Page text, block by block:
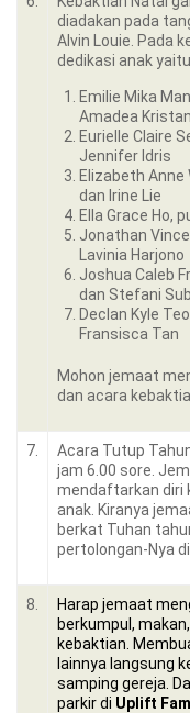
diadakan pada
Alvin Louie. Pada
dedikasi anak
Emilie Mika
Amadea
Eurielle Claire
Jennifer Idris
Elizabeth Anne
dan Irine Lie
Ella Grace Ho,
Jonathan
Lavinia Harjono
Joshua Caleb
dan Stefani
Declan Kyle
Fransisca Tan
Mohon jemaat
dan acara
7.
Acara Tutup
jam 6.00 sore.
mendaftarkan diri
anak. Kiranya
berkat Tuhan
pertolongan-Nya
8.
Harap jemaat
berkumpul,
kebaktian.
lainnya langsung
samping gereja.
parkir di Uplift